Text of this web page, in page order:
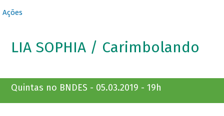
Ações
LIA SOPHIA / Carimbolando
Quintas no BNDES - 05.03.2019 - 19h